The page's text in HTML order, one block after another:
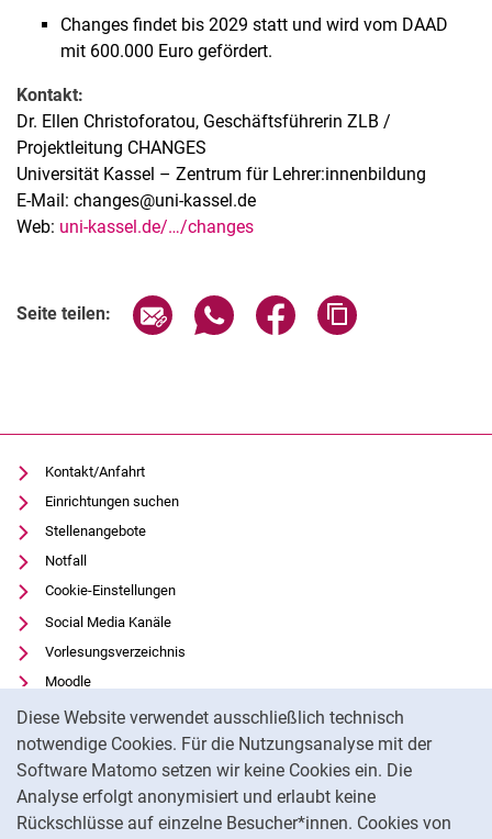
Diese Website verwendet ausschließlich technisch
notwendige Cookies. Für die Nutzungsanalyse mit der
Software Matomo setzen wir keine Cookies ein. Die
Analyse erfolgt anonymisiert und erlaubt keine
Rückschlüsse auf einzelne Besucher*innen. Cookies von
Changes findet bis 2029 statt und wird vom DAAD
mit 600.000 Euro gefördert.
Kontakt:
Dr. Ellen Christoforatou, Geschäftsführerin ZLB /
Projektleitung CHANGES
Universität Kassel – Zentrum für Lehrer:innenbildung
E-Mail: changes@uni-kassel.de
Web: uni-kassel.de/…/changes
Seite teilen: Seite über E-Mail teilen
Seite über WhatsApp teilen
Seite über Facebook
Kontakt/Anfahrt
Einrichtungen suchen
Stellenangebote
Notfall
Cookie-Einstellungen
Social Media Kanäle
Vorlesungsverzeichnis
Moodle
Panopto
Universitätsbibliothek
Datenschutz
Barrierefreiheit
Transparenter KI-Einsatz